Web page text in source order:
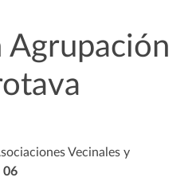
Agrupación
Vecinales y
06